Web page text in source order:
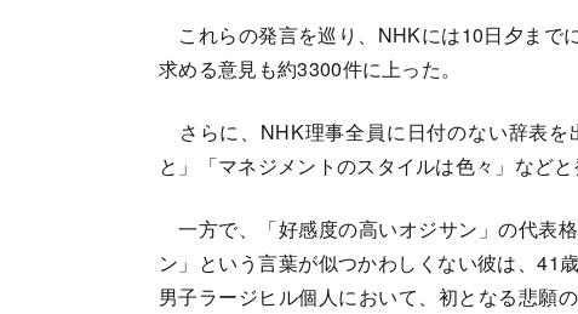
これらの発言を巡り、NHKには10日夕まで
求める意見も約3300件に上った。
さらに、NHK理事全員に日付のない辞表を
と」「マネジメントのスタイルは色々」など
一方で、「好感度の高いオジサン」の代表
ン」という言葉が似つかわしくない彼は、41
男子ラージヒル個人において、初となる悲願